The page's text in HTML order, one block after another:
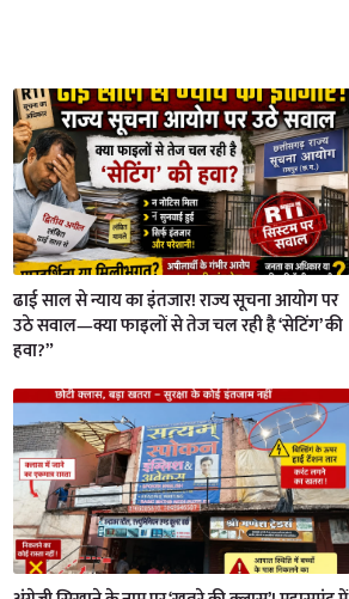
ढाई साल से न्याय का इंतजार! राज्य सूचना आयोग पर
उठे सवाल—क्या फाइलों से तेज चल रही है ‘सेटिंग’ की
हवा?”